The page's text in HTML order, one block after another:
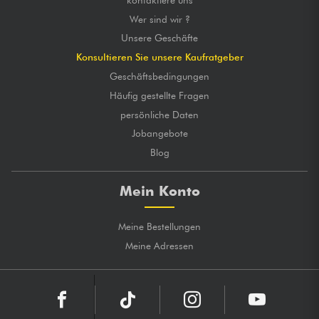
Wer sind wir ?
Unsere Geschäfte
Konsultieren Sie unsere Kaufratgeber
Geschäftsbedingungen
Häufig gestellte Fragen
persönliche Daten
Jobangebote
Blog
Mein Konto
Meine Bestellungen
Meine Adressen